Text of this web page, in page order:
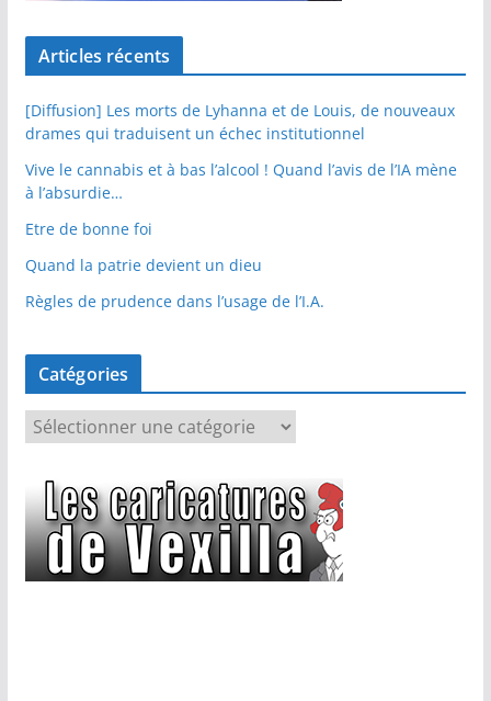
Articles récents
[Diffusion] Les morts de Lyhanna et de Louis, de nouveaux
drames qui traduisent un échec institutionnel
Vive le cannabis et à bas l’alcool ! Quand l’avis de l’IA mène
à l’absurdie…
Etre de bonne foi
Quand la patrie devient un dieu
Règles de prudence dans l’usage de l’I.A.
Catégories
a
é
g
o
r